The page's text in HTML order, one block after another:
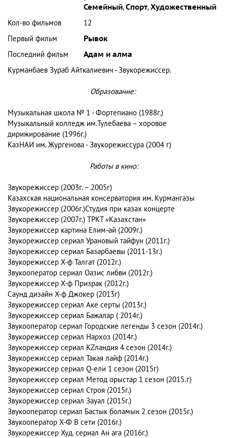
Семейный,Спорт,Художественный
Кол-во фильмов
12
Первый фильм
Рывок
Последний фильм
Адам и алма
Курманбаев Зураб Айткалиевич - Звукорежиссер.
Образование:
Музыкальная школа № 1 - Фортепиано (1988г.)
Музыкальный колледж им.Тулебаева – хоровое
дирижирование (1996г.)
КазНАИ им. Жургенова - Звукорежиссура (2004 г)
Работы в кино:
Звукорежиссер (2003г. – 2005г)
Казахская национальная консерватория им. Курмангазы
Звукорежиссер (2006г.)Студия при казах концерте
Звукорежиссер (2007г.) ТРКТ «Казахстан»
Звукорежиссер картина Елим-ай (2009г.)
Звукорежиссер сериал Урановый тайфун (2011г.)
Звукорежиссер сериал Базарбаевы (2011-13г.)
Звукорежиссер Х-ф Талгат (2012г.)
Звукооператор сериал Оазис либви (2012г.)
Звукорежиссер Х-ф Призрак (2012г.)
Саунд дизайн Х-ф Джокер (2013г)
Звукорежиссер сериал Аке серты (2013г.)
Звукорежиссер сериал Бажалар ( 2014г.)
Звукооператор сериал Городские легенды 3 сезон (2014г.)
Звукорежиссер сериал Нархоз (2014г.)
Звукорежиссер сериал KZландия 4 сезон (2014г.)
Звукорежиссер сериал Такая лайф (2014г.)
Звукорежиссер сериал Q-ели 1 сезон (2015г)
Звукорежиссер сериал Метод орыстар 1 сезон (2015.г)
Звукорежиссер сериал Строя (2015г.)
Звукорежиссер сериал Зауал (2015г.)
Звукооператор сериал Бастык боламын 2 сезон (2015г.)
Звукооператор Х-Ф В сети (2016г.)
Звукорежиссер Худ. сериал Ан ага (2016г.)